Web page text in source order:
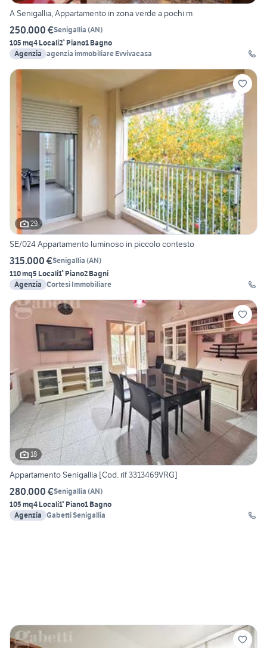
A Senigallia, Appartamento in zona verde a pochi m
250.000 €Senigallia (AN)
105 mq4 Locali2° Piano1 Bagno
Agenzia agenzia immobiliare Evvivacasa
29
SE/024 Appartamento luminoso in piccolo contesto
315.000 €Senigallia (AN)
110 mq5 Locali1° Piano2 Bagni
Agenzia Cortesi Immobiliare
18
Appartamento Senigallia [Cod. rif 3313469VRG]
280.000 €Senigallia (AN)
105 mq4 Locali1° Piano1 Bagno
Agenzia Gabetti Senigallia